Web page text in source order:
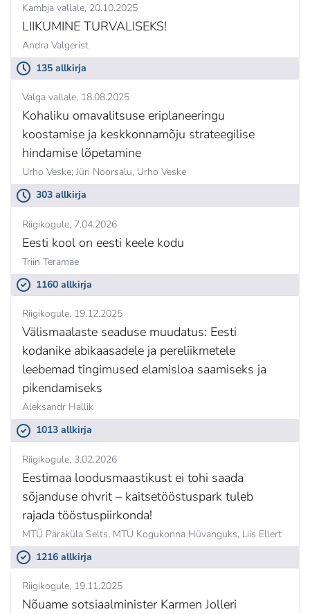
Kambja vallale 20.10.2025
LIIKUMINE TURVALISEKS!
Andra Valgerist
135 allkirja
Valga vallale 18.08.2025
Kohaliku omavalitsuse eriplaneeringu
koostamise ja keskkonnamõju strateegilise
hindamise lõpetamine
Urho Veske; Jüri Noorsalu, Urho Veske
303 allkirja
Riigikogule 7.04.2026
Eesti kool on eesti keele kodu
Triin Teramäe
1160 allkirja
Riigikogule 19.12.2025
Välismaalaste seaduse muudatus: Eesti
kodanike abikaasadele ja pereliikmetele
leebemad tingimused elamisloa saamiseks ja
pikendamiseks
Aleksandr Hallik
1013 allkirja
Riigikogule 3.02.2026
Eestimaa loodusmaastikust ei tohi saada
sõjanduse ohvrit – kaitsetööstuspark tuleb
rajada tööstuspiirkonda!
MTÜ Päraküla Selts, MTÜ Kogukonna Hüvanguks, Liis Ellert
1216 allkirja
Riigikogule 19.11.2025
Nõuame sotsiaalminister Karmen Jolleri